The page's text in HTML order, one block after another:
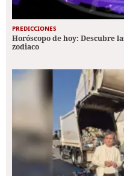
PREDICCIONES
Horóscopo de hoy: Descubre
zodiaco